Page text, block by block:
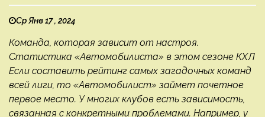
Ср Янв 17 , 2024
Команда, которая зависит от настроя.
Статистика «Автомобилиста» в этом сезоне КХЛ
Если составить рейтинг самых загадочных команд
всей лиги, то «Автомобилист» займет почетное
первое место. У многих клубов есть зависимость,
связанная с конкретными проблемами. Например, у